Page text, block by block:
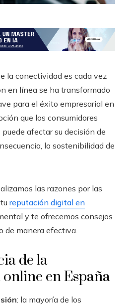
la conectividad es cada vez
en línea se ha transformado
para el éxito empresarial en
que los consumidores
afectar su decisión de
la sostenibilidad de
las razones por las
reputación digital en
y te ofrecemos consejos
de manera efectiva.
de la
en España
: la mayoría de los